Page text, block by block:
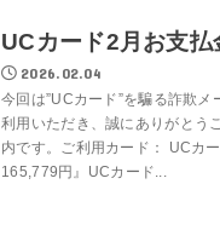
UCカード2月お支
2026.02.04
今回は”UCカード”を騙る詐欺
利用いただき、誠にありがとう
内です。ご利用カード： UCカ
165,779円』UCカード...